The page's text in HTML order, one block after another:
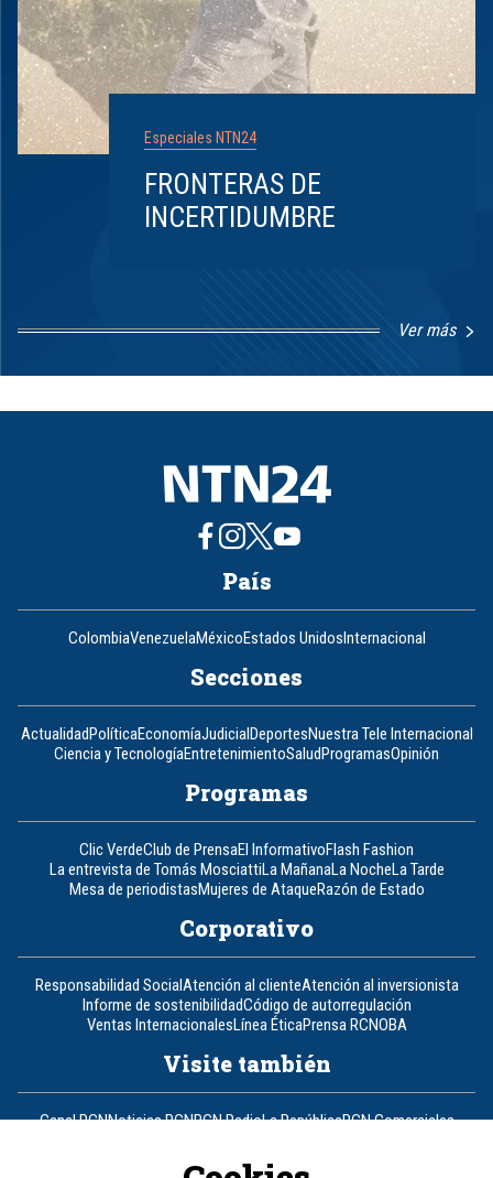
Especiales NTN24
FRONTERAS DE
INCERTIDUMBRE
Ver más
1
8
País
ColombiaVenezuelaMéxicoEstados UnidosInternacional
Secciones
ActualidadPolíticaEconomíaJudicialDeportesNuestra Tele Internacional
Ciencia y TecnologíaEntretenimientoSaludProgramasOpinión
Programas
Clic VerdeClub de PrensaEl InformativoFlash Fashion
La entrevista de Tomás MosciattiLa MañanaLa NocheLa Tarde
Mesa de periodistasMujeres de AtaqueRazón de Estado
Corporativo
Responsabilidad SocialAtención al clienteAtención al inversionista
Informe de sostenibilidadCódigo de autorregulación
Ventas InternacionalesLínea ÉticaPrensa RCNOBA
Visite también
Canal RCNNoticias RCNRCN RadioLa RepúblicaRCN Comerciales
Un producto de RCN Televisión